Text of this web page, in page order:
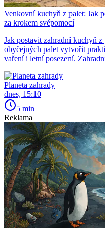
Venkovní kuchyň z palet: Jak
za krokem svépomocí
Jak postavit zahradní kuchyň
obyčejných palet vytvořit
vaření i letní posezení.
Planeta zahrady
dnes, 15:10
5 min
Reklama